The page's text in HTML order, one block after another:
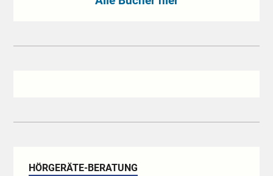
HÖRGERÄTE-BERATUNG